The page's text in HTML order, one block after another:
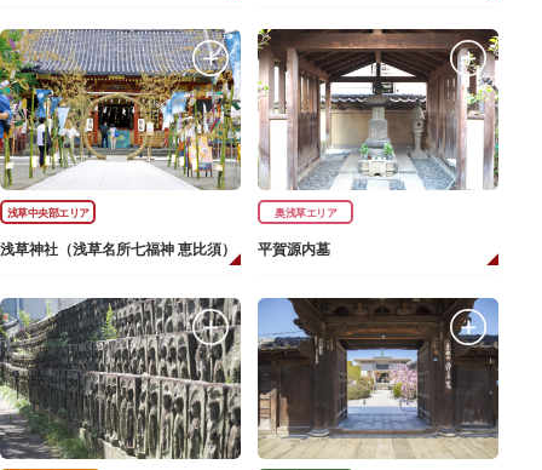
浅草中央部エリア
浅草神社（浅草名所七福神 恵比須）
奥浅草エリア
平賀源内墓